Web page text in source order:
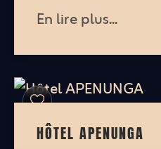
En lire plus...
HÔTEL APENUNGA